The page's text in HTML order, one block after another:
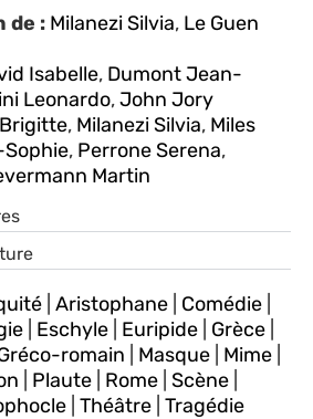
de : Milanezi Silvia, Le Guen
Isabelle, Dumont Jean-
Leonardo,John Jory
, Milanezi Silvia, Miles
Sophie, Perrone Serena,
Martin
Aristophane Comédie
Eschyle Euripide Grèce
romain Masque Mime
Plaute Rome Scène
Théâtre Tragédie